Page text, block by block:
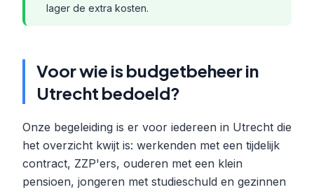
lager de extra kosten.
Voor wie is budgetbeheer in
Utrecht bedoeld?
Onze begeleiding is er voor iedereen in Utrecht die
het overzicht kwijt is: werkenden met een tijdelijk
contract, ZZP'ers, ouderen met een klein
pensioen, jongeren met studieschuld en gezinnen